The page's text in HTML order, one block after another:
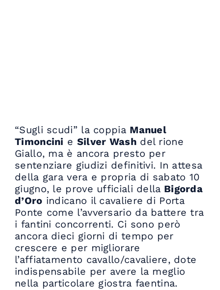
“Sugli scudi” la coppia Manuel
Timoncini e Silver Washdel rione
Giallo, ma è ancora presto per
sentenziare giudizi definitivi. In attesa
della gara vera e propria di sabato 10
giugno, le prove ufficiali della Bigorda
d’Oro indicano il cavaliere di Porta
Ponte come l’avversario da battere tra
i fantini concorrenti. Ci sono però
ancora dieci giorni di tempo per
crescere e per migliorare
l’affiatamento cavallo/cavaliere, dote
indispensabile per avere la meglio
nella particolare giostra faentina.